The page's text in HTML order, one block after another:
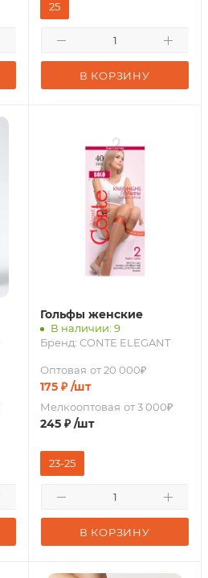
В КОРЗИНУ
25
Гольфы женские
В наличии: 9
Бренд: CONTE ELEGANT
Оптовая от 20 000₽
175₽ /шт
Мелкооптовая от 3 000₽
245₽ /шт
В КОРЗИНУ
23-25